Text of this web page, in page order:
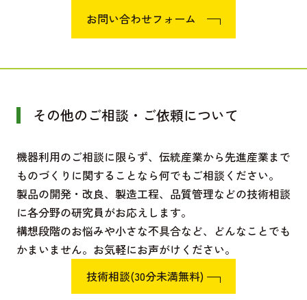
お問い合わせフォーム
その他のご相談・ご依頼について
機器利用のご相談に限らず、伝統産業から先進産業まで
ものづくりに関することなら何でもご相談ください。
製品の開発・改良、製造工程、品質管理などの技術相談
に各分野の研究員がお応えします。
構想段階のお悩みや小さな不具合など、どんなことでも
かまいません。お気軽にお声がけください。
技術相談(30分未満無料)